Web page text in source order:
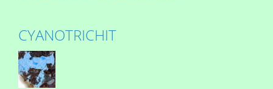
CYANOTRICHIT